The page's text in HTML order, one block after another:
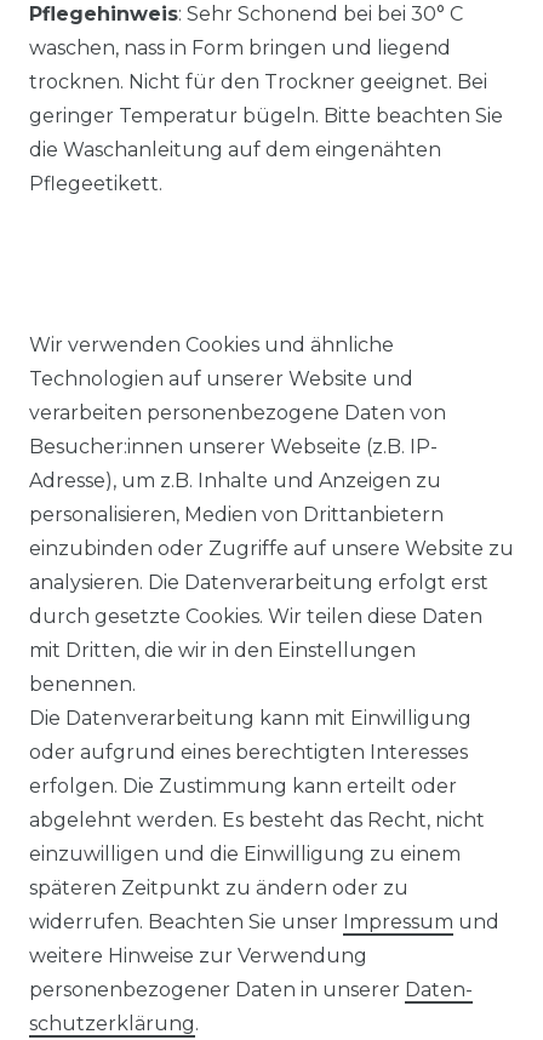
Pflegehinweis: Sehr Schonend bei bei 30° C
waschen, nass in Form bringen und liegend
trocknen. Nicht für den Trockner geeignet. Bei
geringer Temperatur bügeln. Bitte beachten Sie
die Waschanleitung auf dem eingenähten
Pflegeetikett.
Ähnlicher Artikel
Redmond - Casual Fit - Herren
Cardigan College Strickjacke
in verschiedenen Farben
(Art.Nr.: 627)
UVP 59,99 €
ab 58,99 € *
Impressum Daten­schutz­erklärung
Wir verwenden Cookies und ähnliche
Technologien auf unserer Website und
verarbeiten personenbezogene Daten von
Besucher:innen unserer Webseite (z.B. IP-
Adresse), um z.B. Inhalte und Anzeigen zu
personalisieren, Medien von Drittanbietern
einzubinden oder Zugriffe auf unsere Website zu
analysieren. Die Datenverarbeitung erfolgt erst
durch gesetzte Cookies. Wir teilen diese Daten
mit Dritten, die wir in den Einstellungen
benennen.
Die Datenverarbeitung kann mit Einwilligung
oder aufgrund eines berechtigten Interesses
erfolgen. Die Zustimmung kann erteilt oder
abgelehnt werden. Es besteht das Recht, nicht
einzuwilligen und die Einwilligung zu einem
späteren Zeitpunkt zu ändern oder zu
widerrufen. Beachten Sie unser Impressum und
weitere Hinweise zur Verwendung
personenbezogener Daten in unserer Daten­
schutz­erklärung.